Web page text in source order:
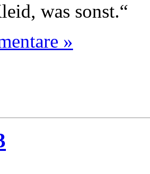
was sonst.“
»